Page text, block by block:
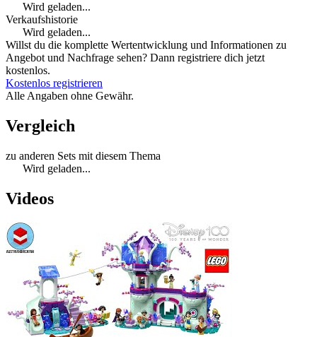
Wird geladen...
Verkaufshistorie
Wird geladen...
Willst du die komplette Wertentwicklung und Informationen zu
Angebot und Nachfrage sehen? Dann registriere dich jetzt
kostenlos.
Kostenlos registrieren
Alle Angaben ohne Gewähr.
Vergleich
zu anderen Sets mit diesem Thema
Wird geladen...
Videos